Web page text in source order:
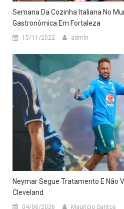
Semana Da Cozinha Italiana No
Gastronômica Em Fortaleza
15/11/2022 admin
Neymar Segue Tratamento E Não
Cleveland
04/06/2026 Maurício Santos